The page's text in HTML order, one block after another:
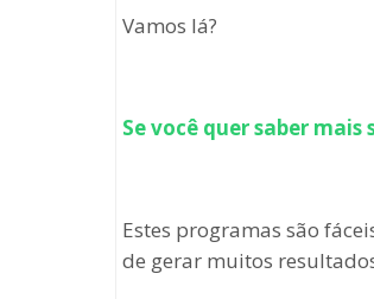
Vamos lá?
Se você quer saber
Estes programas são
de gerar muitos